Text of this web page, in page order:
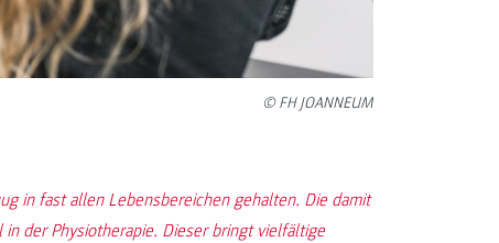
© FH JOANNEUM
in fast allen Lebensbereichen gehalten. Die damit
der Physiotherapie. Dieser bringt vielfältige